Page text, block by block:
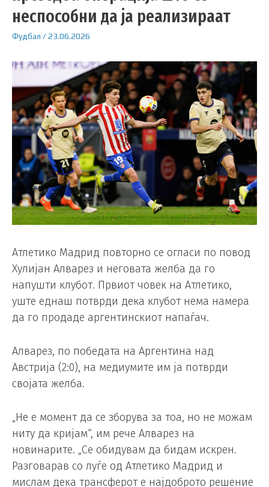
неспособни да ја реализираат
Фудбал /23.06.2026
Атлетико Мадрид повторно се огласи по повод
Хулијан Алварез и неговата желба да го
напушти клубот. Првиот човек на Атлетико,
уште еднаш потврди дека клубот нема намера
да го продаде аргентинскиот напаѓач.
Алварез, по победата на Аргентина над
Австрија (2:0), на медиумите им ја потврди
својата желба.
„Не е момент да се зборува за тоа, но не можам
ниту да кријам“, им рече Алварез на
новинарите. „Се обидувам да бидам искрен.
Разговарав со луѓе од Атлетико Мадрид и
мислам дека трансферот е најдоброто решение